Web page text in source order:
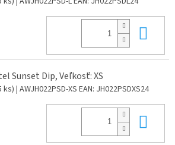
Sunset Dip, Veľkosť: XS
ks) | AWJH022PSD-XS EAN: JH022PSDXS24